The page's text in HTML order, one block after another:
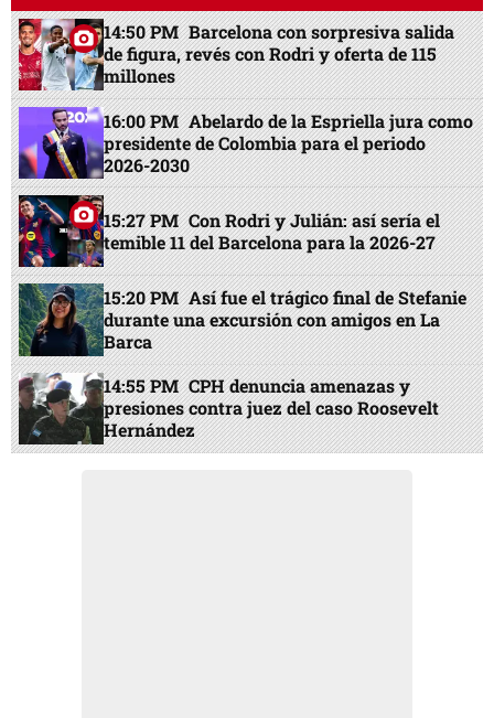
14:50 PM Barcelona con sorpresiva salida
de figura, revés con Rodri y oferta de 115
millones
16:00 PM Abelardo de la Espriella jura como
presidente de Colombia para el periodo
2026-2030
15:27 PM Con Rodri y Julián: así sería el
temible 11 del Barcelona para la 2026-27
15:20 PM Así fue el trágico final de Stefanie
durante una excursión con amigos en La
Barca
14:55 PM CPH denuncia amenazas y
presiones contra juez del caso Roosevelt
Hernández